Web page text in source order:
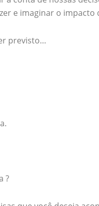
e imaginar o impacto
previsto…
?